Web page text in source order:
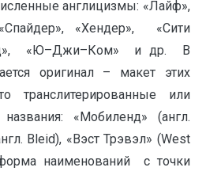
англицизмы: «Лайф»,
«Хендер», «Сити
«Ю–Джи–Ком» и др. В
оригинал – макет этих
или
названия: «Мобиленд» (англ.
Bleid), «Вэст Трэвэл» (West
наименований с точки